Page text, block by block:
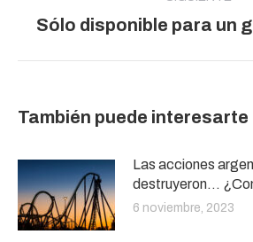
Sólo disponible para un
También puede interesarte
Las acciones
destruyeron…
6 noviembre, 2023